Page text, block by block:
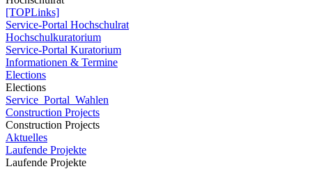
[TOPLinks]
Service-Portal Hochschulrat
Hochschulkuratorium
Service-Portal Kuratorium
Informationen & Termine
Elections
Elections
Service_Portal_Wahlen
Construction Projects
Construction Projects
Aktuelles
Laufende Projekte
Laufende Projekte